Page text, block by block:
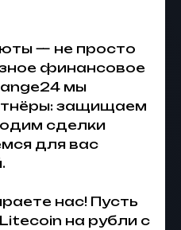
— не просто
финансовое
мы
защищаем
сделки
для вас
нас! Пусть
на рубли с